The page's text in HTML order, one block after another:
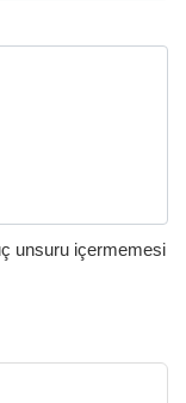
unsuru içermemesi